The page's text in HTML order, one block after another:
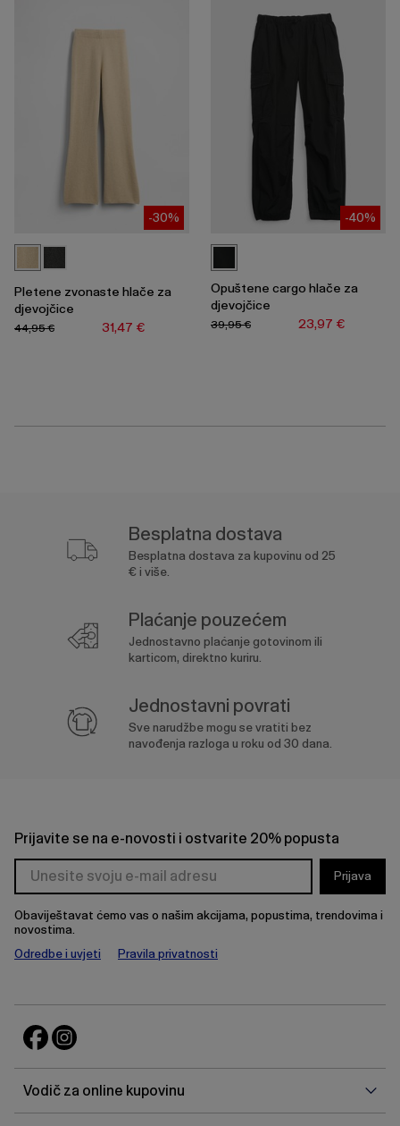
-30%
Pletene zvonaste hlače za
djevojčice
31,47 €
44,95 €
-40%
Opuštene cargo hlače za
djevojčice
23,97 €
39,95 €
Besplatna dostava
Besplatna dostava za kupovinu od 25
€ i više.
Plaćanje pouzećem
Jednostavno plaćanje gotovinom ili
karticom, direktno kuriru.
Jednostavni povrati
Sve narudžbe mogu se vratiti bez
navođenja razloga u roku od 30 dana.
Prijavite se na e-novosti i ostvarite 20% popusta
Prijava
Obaviještavat ćemo vas o našim akcijama, popustima, trendovima i
novostima.
Odredbe i uvjeti
Pravila privatnosti
Vodič za online kupovinu